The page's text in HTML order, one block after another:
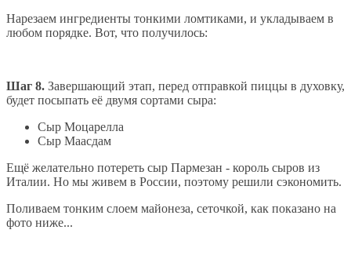
Нарезаем ингредиенты тонкими ломтиками, и укладываем в
любом порядке. Вот, что получилось:
Шаг 8. Завершающий этап, перед отправкой пиццы в духовку,
будет посыпать её двумя сортами сыра:
Сыр Моцарелла
Сыр Маасдам
Ещё желательно потереть сыр Пармезан - король сыров из
Италии. Но мы живем в России, поэтому решили сэкономить.
Поливаем тонким слоем майонеза, сеточкой, как показано на
фото ниже...